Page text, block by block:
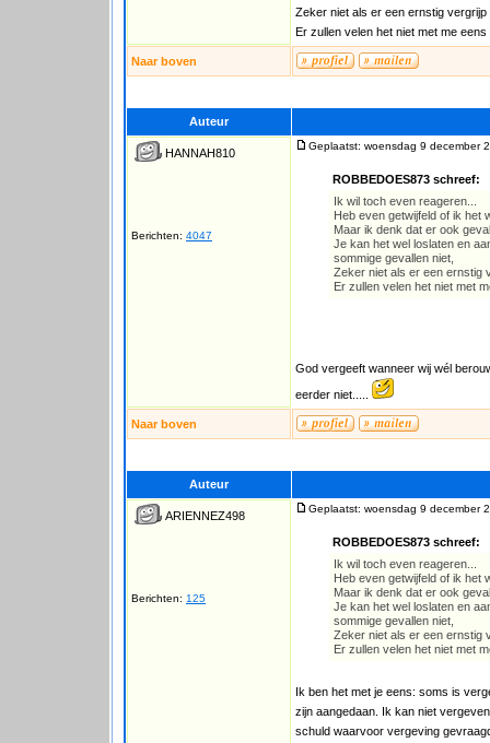
Zeker niet als er een ernstig
Er zullen velen het niet met me
Naar boven
Auteur
HANNAH810
Berichten: 4047
Geplaatst: woensdag 9 december
ROBBEDOES873 schreef:
Ik wil toch even reageren...
Heb even getwijfeld of ik het
Maar ik denk dat er ook
Je kan het wel loslaten en
sommige gevallen niet,
Zeker niet als er een ernstig
Er zullen velen het niet met
God vergeeft wanneer wij wél
eerder niet.....
Naar boven
Auteur
ARIENNEZ498
Berichten: 125
Geplaatst: woensdag 9 december
ROBBEDOES873 schreef:
Ik wil toch even reageren...
Heb even getwijfeld of ik het
Maar ik denk dat er ook
Je kan het wel loslaten en
sommige gevallen niet,
Zeker niet als er een ernstig
Er zullen velen het niet met
Ik ben het met je eens: soms is
zijn aangedaan. Ik kan niet
schuld waarvoor vergeving